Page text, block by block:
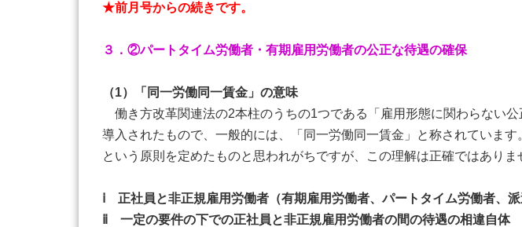
★前月号からの続きです。
３．②パートタイム労働者・有期雇用労働者の公正な待遇の確保
（1）「同一労働同一賃金」の意味
働き方改革関連法の2本柱のうちの1つである「雇用形態に関わらない
導入されたもので、一般的には、「同一労働同一賃金」と称されていま
という原則を定めたものと思われがちですが、この理解は正確ではあり
ⅰ 正社員と非正規雇用労働者（有期雇用労働者、パートタイム労働者、
ⅱ 一定の要件の下での正社員と非正規雇用労働者の間の待遇の相違自体